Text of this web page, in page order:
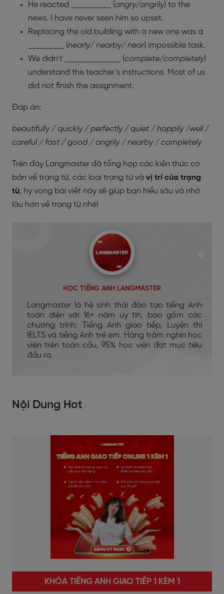
He reacted __________ (angry/angrily) to the
news. I have never seen him so upset.
Replacing the old building with a new one was a
_________ (nearly/ nearby/ near) impossible task.
We didn’t ______________ (complete/completely)
understand the teacher’s instructions. Most of us
did not finish the assignment.
Đáp án:
beautifully / quickly / perfectly / quiet / happily /well /
careful / fast / good / angrily / nearby / completely
Trên đây Langmaster đã tổng hợp các kiến thức cơ
bản về trạng từ, các loại trạng từ và vị trí của trạng
từ, hy vọng bài viết này sẽ giúp bạn hiểu sâu và nhớ
lâu hơn về trạng từ nhé!
HỌC TIẾNG ANH LANGMASTER
Langmaster là hệ sinh thái đào tạo tiếng Anh
toàn diện với 16+ năm uy tín, bao gồm các
chương trình: Tiếng Anh giao tiếp, Luyện thi
IELTS và tiếng Anh trẻ em. Hàng trăm nghìn học
viên trên toàn cầu, 95% học viên đạt mục tiêu
đầu ra.
Nội Dung Hot
KHÓA TIẾNG ANH GIAO TIẾP 1 KÈM 1